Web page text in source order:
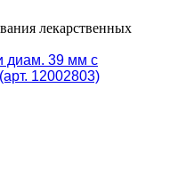
лекарственных
диам. 39 мм с
12002803)